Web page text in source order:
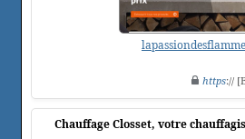
https://
Chauffage Closset, votre